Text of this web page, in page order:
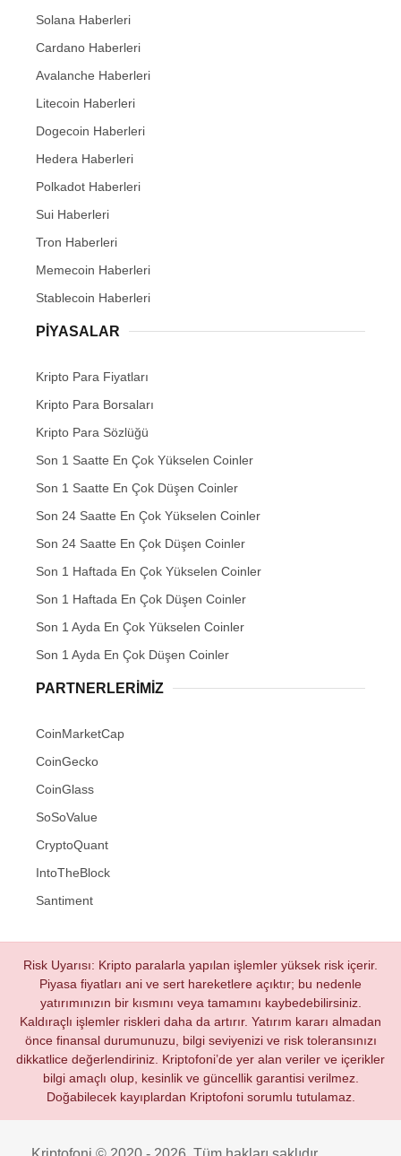
Solana Haberleri
Cardano Haberleri
Avalanche Haberleri
Litecoin Haberleri
Dogecoin Haberleri
Hedera Haberleri
Polkadot Haberleri
Sui Haberleri
Tron Haberleri
Memecoin Haberleri
Stablecoin Haberleri
PIYASALAR
Kripto Para Fiyatları
Kripto Para Borsaları
Kripto Para Sözlüğü
Son 1 Saatte En Çok Yükselen Coinler
Son 1 Saatte En Çok Düşen Coinler
Son 24 Saatte En Çok Yükselen Coinler
Son 24 Saatte En Çok Düşen Coinler
Son 1 Haftada En Çok Yükselen Coinler
Son 1 Haftada En Çok Düşen Coinler
Son 1 Ayda En Çok Yükselen Coinler
Son 1 Ayda En Çok Düşen Coinler
PARTNERLERIMIZ
CoinMarketCap
CoinGecko
CoinGlass
SoSoValue
CryptoQuant
IntoTheBlock
Santiment
Risk Uyarısı: Kripto paralarla yapılan işlemler yüksek risk içerir.
Piyasa fiyatları ani ve sert hareketlere açıktır; bu nedenle
yatırımınızın bir kısmını veya tamamını kaybedebilirsiniz.
Kaldıraçlı işlemler riskleri daha da artırır. Yatırım kararı almadan
önce finansal durumunuzu, bilgi seviyenizi ve risk toleransınızı
dikkatlice değerlendiriniz. Kriptofoni’de yer alan veriler ve içerikler
bilgi amaçlı olup, kesinlik ve güncellik garantisi verilmez.
Doğabilecek kayıplardan Kriptofoni sorumlu tutulamaz.